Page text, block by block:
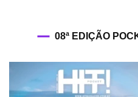
08ª EDIÇÃO